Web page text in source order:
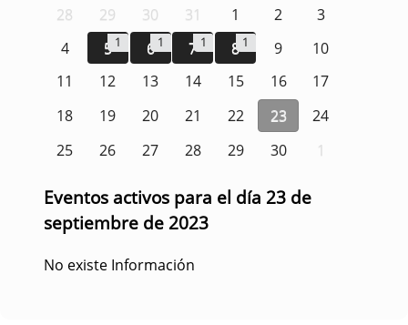
28 29 30 31 1 2
3
4
5 1 6 1 7 1 8 1 9
10
11
12 13 14 15 16
17
18
19 20 21 22 23
24
25
26 27 28 29 30 1
Eventos activos para el día 23 de
septiembre de 2023
No existe Información